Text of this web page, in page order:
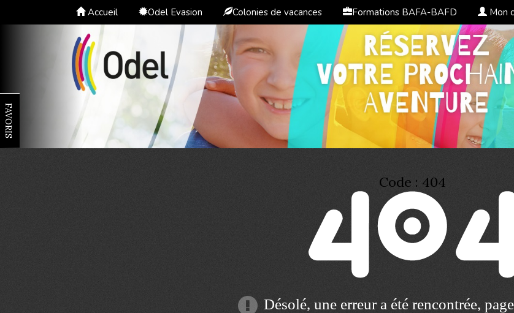
Accueil Odel Evasion Colonies de vacances Formations BAFA-BAFD Mon
FAVORIS
Code : 404
Désolé, une erreur a été rencontrée,